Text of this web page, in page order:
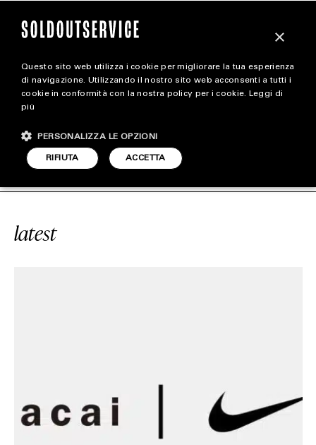
magazine
STYLE
FOOTWEAR
#BLAZER LOW
latest
×
Questo sito web utilizza i cookie per migliorare la tua esperienza
di navigazione. Utilizzando il nostro sito web acconsenti a tutti i
cookie in conformità con la nostra policy per i cookie. Leggi di
più
ACCETTA
RIFIUTA
PERSONALIZZA LE OPZIONI